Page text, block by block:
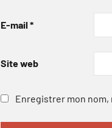
E-mail *
Site web
Enregistrer mon nom,